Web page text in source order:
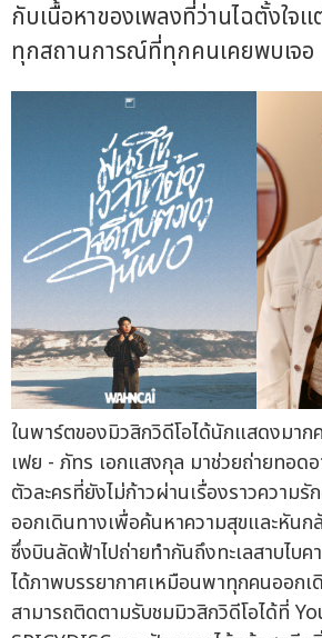
กับเนื้อหาของเพลงที่ว่านไฉตั้งใจ
ทุกสถานการณ์ที่ทุกคนเคยพบเจอ
ในพาร์ตของมิวสิกวิดีโอได้นักแสดงมาก
เฟย - ภัทร เอกแสงกุล มาช่วยถ่ายทอด
ตัวละครที่ยังไม่ก้าวผ่านเรื่องราวความ
ออกเดินทางเพื่อค้นหาความสุขและหันก
ซึ่งบินลัดฟ้าไปถ่ายทำกันถึงทะเลสาบไบค
ได้ภาพบรรยากาศเหมือนพาทุกคนออกเ
สามารถติดตามรับชมมิวสิกวิดีโอได้ที่